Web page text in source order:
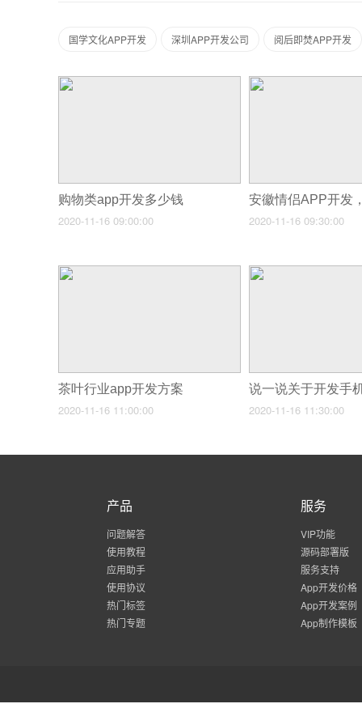
国学文化APP开发 深圳APP开发公司 阅后即焚APP开发
购物类app开发多少钱
2020-11-16 09:00:00 2020-11-16 09:30:00
茶叶行业app开发方案
2020-11-16 11:00:00 2020-11-16 11:30:00
产品
问题解答
使用教程
应用助手
使用协议
热门标签
热门专题
服务
VIP功能
源码部署版
服务支持
App开发价格
App开发案例
App制作模板